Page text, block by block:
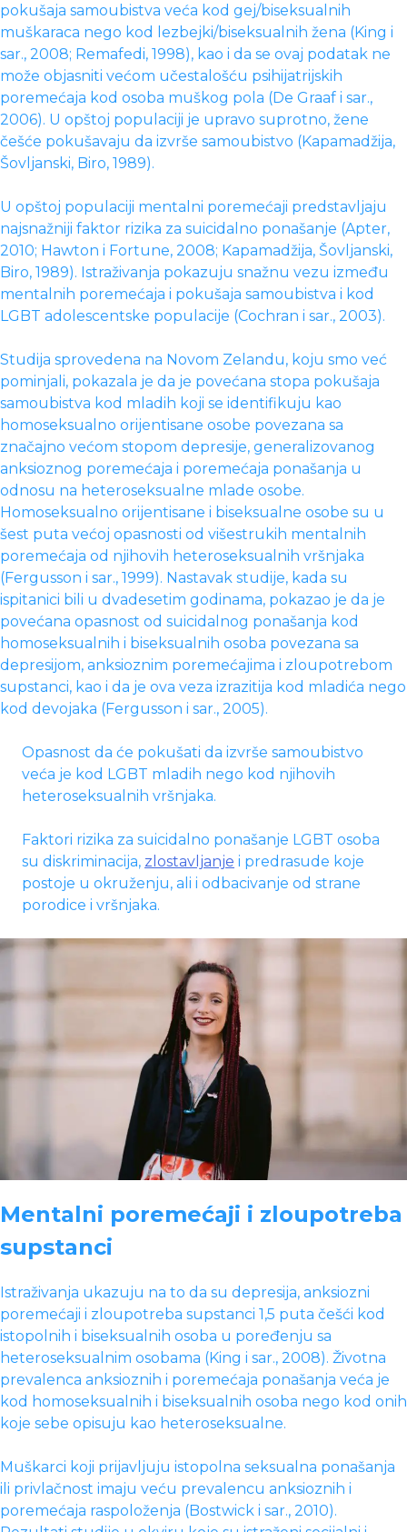
pokušaja samoubistva veća kod gej/biseksualnih
muškaraca nego kod lezbejki/biseksualnih žena (King i
sar., 2008; Remafedi, 1998), kao i da se ovaj podatak ne
može objasniti većom učestalošću psihijatrijskih
poremećaja kod osoba muškog pola (De Graaf i sar.,
2006). U opštoj populaciji je upravo suprotno, žene
češće pokušavaju da izvrše samoubistvo (Kapamadžija,
Šovljanski, Biro, 1989).
U opštoj populaciji mentalni poremećaji predstavljaju
najsnažniji faktor rizika za suicidalno ponašanje (Apter,
2010; Hawton i Fortune, 2008; Kapamadžija, Šovljanski,
Biro, 1989). Istraživanja pokazuju snažnu vezu između
mentalnih poremećaja i pokušaja samoubistva i kod
LGBT adolescentske populacije (Cochran i sar., 2003).
Studija sprovedena na Novom Zelandu, koju smo već
pominjali, pokazala je da je povećana stopa pokušaja
samoubistva kod mladih koji se identifikuju kao
homoseksualno orijentisane osobe povezana sa
značajno većom stopom depresije, generalizovanog
anksioznog poremećaja i poremećaja ponašanja u
odnosu na heteroseksualne mlade osobe.
Homoseksualno orijentisane i biseksualne osobe su u
šest puta većoj opasnosti od višestrukih mentalnih
poremećaja od njihovih heteroseksualnih vršnjaka
(Fergusson i sar., 1999). Nastavak studije, kada su
ispitanici bili u dvadesetim godinama, pokazao je da je
povećana opasnost od suicidalnog ponašanja kod
homoseksualnih i biseksualnih osoba povezana sa
depresijom, anksioznim poremećajima i zloupotrebom
supstanci, kao i da je ova veza izrazitija kod mladića nego
kod devojaka (Fergusson i sar., 2005).
Opasnost da će pokušati da izvrše samoubistvo
veća je kod LGBT mladih nego kod njihovih
heteroseksualnih vršnjaka.
Faktori rizika za suicidalno ponašanje LGBT osoba
su diskriminacija, zlostavljanje i predrasude koje
postoje u okruženju, ali i odbacivanje od strane
porodice i vršnjaka.
Mentalni poremećaji i zloupotreba
supstanci
Istraživanja ukazuju na to da su depresija, anksiozni
poremećaji i zloupotreba supstanci 1,5 puta češći kod
istopolnih i biseksualnih osoba u poređenju sa
heteroseksualnim osobama (King i sar., 2008). Životna
prevalenca anksioznih i poremećaja ponašanja veća je
kod homoseksualnih i biseksualnih osoba nego kod onih
koje sebe opisuju kao heteroseksualne.
Muškarci koji prijavljuju istopolna seksualna ponašanja
ili privlačnost imaju veću prevalencu anksioznih i
poremećaja raspoloženja (Bostwick i sar., 2010).